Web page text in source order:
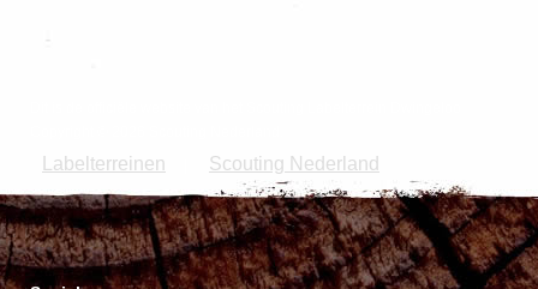
Labelterreinen Scouting Nederland